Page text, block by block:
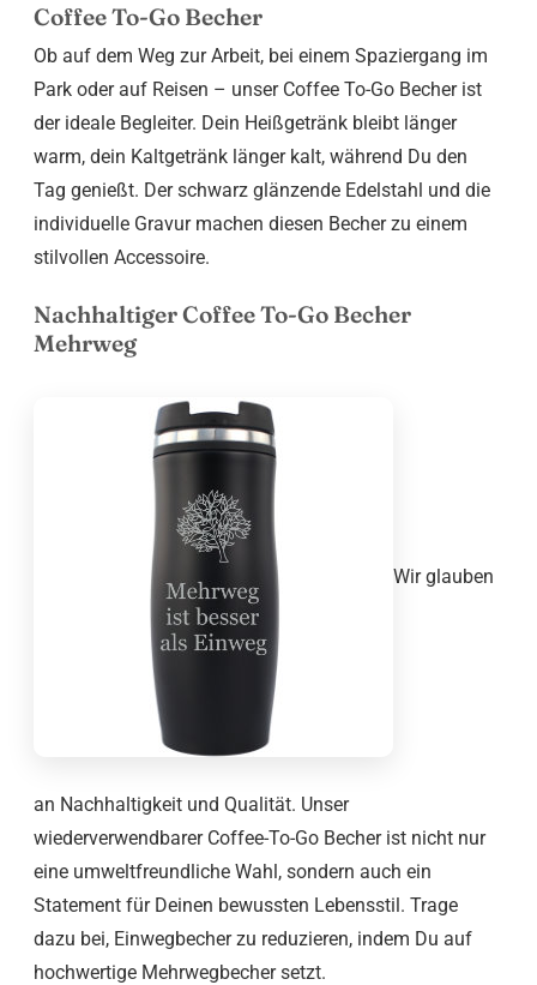
Coffee To-Go Becher
Ob auf dem Weg zur Arbeit, bei einem Spaziergang im
Park oder auf Reisen – unser Coffee To-Go Becher ist
der ideale Begleiter. Dein Heißgetränk bleibt länger
warm, dein Kaltgetränk länger kalt, während Du den
Tag genießt. Der schwarz glänzende Edelstahl und die
individuelle Gravur machen diesen Becher zu einem
stilvollen Accessoire.
Nachhaltiger Coffee To-Go Becher
Mehrweg
Wir glauben
an Nachhaltigkeit und Qualität. Unser
wiederverwendbarer Coffee-To-Go Becher ist nicht nur
eine umweltfreundliche Wahl, sondern auch ein
Statement für Deinen bewussten Lebensstil. Trage
dazu bei, Einwegbecher zu reduzieren, indem Du auf
hochwertige Mehrwegbecher setzt.